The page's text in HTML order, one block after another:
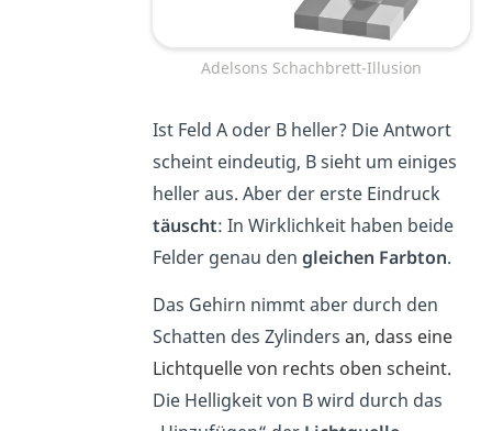
Adelsons Schachbrett-Illusion
Ist Feld A oder B heller? Die Antwort
scheint eindeutig, B sieht um einiges
heller aus. Aber der erste Eindruck
täuscht: In Wirklichkeit haben beide
Felder genau den gleichen Farbton.
Das Gehirn nimmt aber durch den
Schatten des Zylinders an, dass eine
Lichtquelle von rechts oben scheint.
Die Helligkeit von B wird durch das